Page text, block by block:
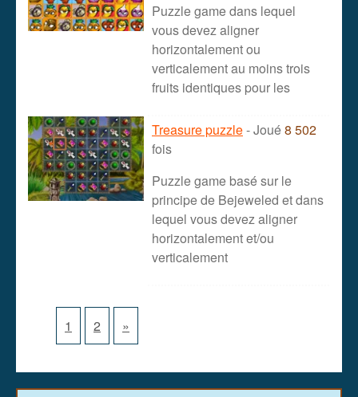
Puzzle game dans lequel
vous devez aligner
horizontalement ou
verticalement au moins trois
fruits identiques pour les
Treasure puzzle- Joué8 502
fois
Puzzle game basé sur le
principe de Bejeweled et dans
lequel vous devez aligner
horizontalement et/ou
verticalement
1 2 »